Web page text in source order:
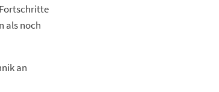
als noch
an